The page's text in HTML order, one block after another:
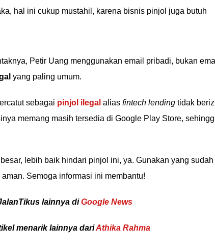
hal ini cukup mustahil, karena bisnis pinjol juga butuh
Petir Uang menggunakan email pribadi, bukan
yang paling umum.
sebagai pinjol ilegal alias fintech lending tidak
memang masih tersedia di Google Play Store,
lebih baik hindari pinjol ini, ya. Gunakan yang sudah
Semoga informasi ini membantu!
lainnya diGoogle News
menarik lainnya dariAthika Rahma